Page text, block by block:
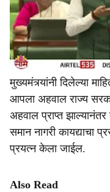
मुख्यमंत्र्यांनी दिलेल्या
आपला अहवाल राज्य
अहवाल प्राप्त झाल्यानंतर
समान नागरी कायद्याचा
प्रयत्न केला जाईल.
Also Read